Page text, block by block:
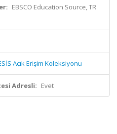
EBSCO Education Source, TR
Açık Erişim Koleksiyonu
Adresli: Evet